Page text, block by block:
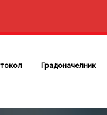
Градоначелник